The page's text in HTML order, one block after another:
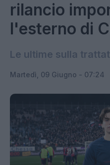
rilancio
l'esterno di
Le ultime sulla
Martedì, 09 Giugno - 07:24